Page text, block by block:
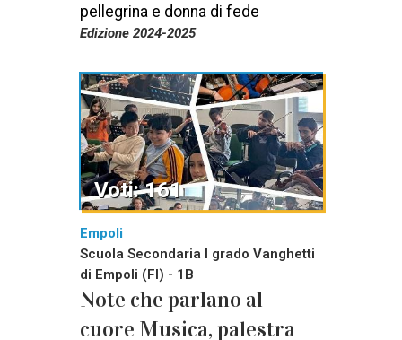
pellegrina e donna di fede
Edizione 2024-2025
Empoli
Scuola Secondaria I grado Vanghetti
di Empoli (FI) - 1B
Note che parlano al
cuore Musica, palestra
Voti: 161